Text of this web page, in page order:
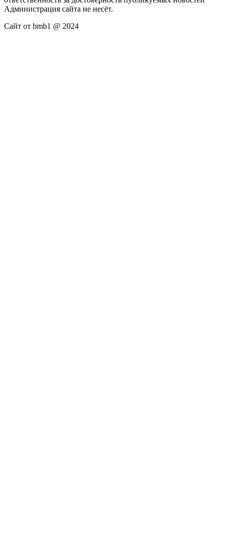
Администрация сайта не несёт.
Сайт от bmb1 @ 2024